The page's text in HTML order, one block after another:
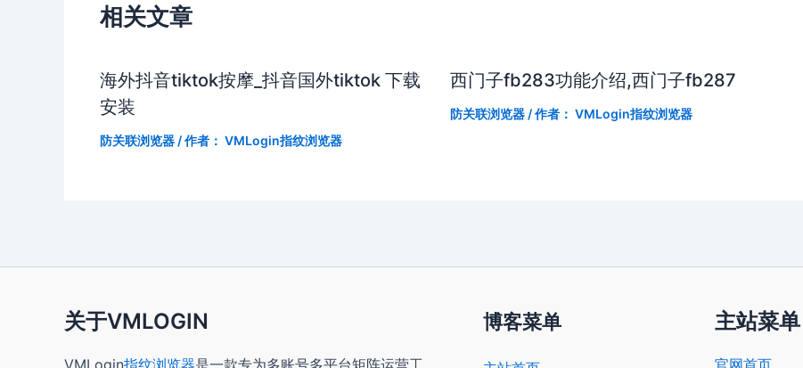
相关文章
海外抖音tiktok按摩_抖音国外tiktok 下载
安装
防关联浏览器/ 作者： VMLogin指纹浏览器
西门子fb283功能介绍,西门子fb287
防关联浏览器/ 作者： VMLogin指纹浏览器
关于VMLOGIN 博客菜单 主站菜单